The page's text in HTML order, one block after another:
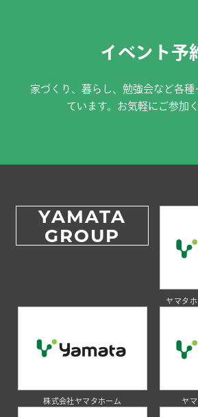
イベント予
家づくり、暮らし、勉強会など各種
ています。お気軽にご参加
YAMATA
GROUP
ヤマタ
株式会社ヤマタホーム ヤ